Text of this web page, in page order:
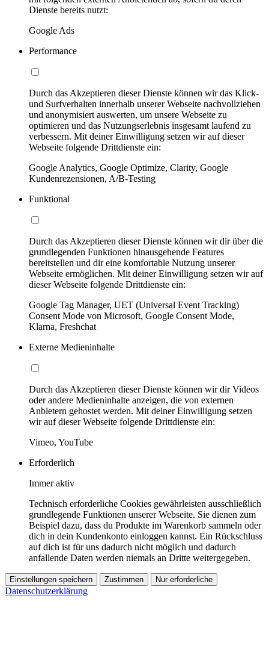
Dienste bereits nutzt:
Google Ads
Performance
Durch das Akzeptieren dieser Dienste können wir das Klick-
und Surfverhalten innerhalb unserer Webseite nachvollziehen
und anonymisiert auswerten, um unsere Webseite zu
optimieren und das Nutzungserlebnis insgesamt laufend zu
verbessern. Mit deiner Einwilligung setzen wir auf dieser
Webseite folgende Drittdienste ein:
Google Analytics, Google Optimize, Clarity, Google
Kundenrezensionen, A/B-Testing
Funktional
Durch das Akzeptieren dieser Dienste können wir dir über die
grundlegenden Funktionen hinausgehende Features
bereitstellen und dir eine komfortable Nutzung unserer
Webseite ermöglichen. Mit deiner Einwilligung setzen wir auf
dieser Webseite folgende Drittdienste ein:
Google Tag Manager, UET (Universal Event Tracking)
Consent Mode von Microsoft, Google Consent Mode,
Klarna, Freshchat
Externe Medieninhalte
Durch das Akzeptieren dieser Dienste können wir dir Videos
oder andere Medieninhalte anzeigen, die von externen
Anbietern gehostet werden. Mit deiner Einwilligung setzen
wir auf dieser Webseite folgende Drittdienste ein:
Vimeo, YouTube
Erforderlich
Immer aktiv
Technisch erforderliche Cookies gewährleisten ausschließlich
grundlegende Funktionen unserer Webseite. Sie dienen zum
Beispiel dazu, dass du Produkte im Warenkorb sammeln oder
dich in dein Kundenkonto einloggen kannst. Ein Rückschluss
auf dich ist für uns dadurch nicht möglich und dadurch
anfallende Daten werden niemals an Dritte weitergegeben.
Einstellungen speichern Zustimmen Nur erforderliche
Datenschutzerklärung